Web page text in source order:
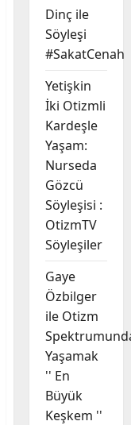
Dinç ile
Söyleşi
#SakatCenah
Yetişkin
İki Otizmli
Kardeşle
Yaşam:
Nurseda
Gözcü
Söyleşisi :
OtizmTV
Söyleşiler
Gaye
Özbilger
ile Otizm
Yaşamak
'' En
Büyük
Keşkem ''